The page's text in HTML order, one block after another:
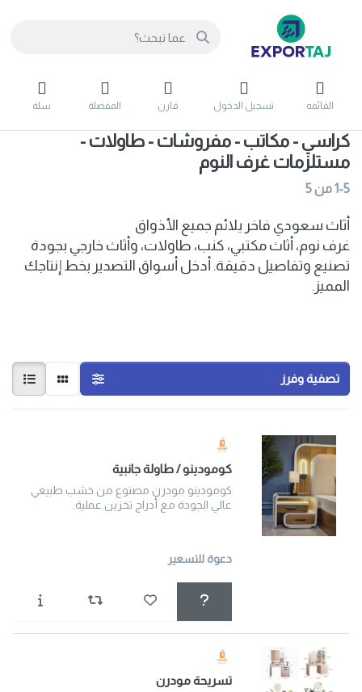
القائمه تسجيل الدخول قارن المفضلة سلة
كراسي - مكاتب - مفروشات - طاولات -
مستلزمات غرف النوم
1-5من5
أثاث سعودي فاخر يلائم جميع الأذواق
غرف نوم، أثاث مكتبي، كنب، طاولات، وأثاث خارجي بجودة
تصنيع وتفاصيل دقيقة. أدخل أسواق التصدير بخط إنتاجك
المميز.
تصفية وفرز
كومودينو / طاولة جانبية
كومودينو مودرن مصنوع من خشب طبيعي
عالي الجودة مع أدراج تخزين عملية.
دعوة للتسعير
تسريحة مودرن